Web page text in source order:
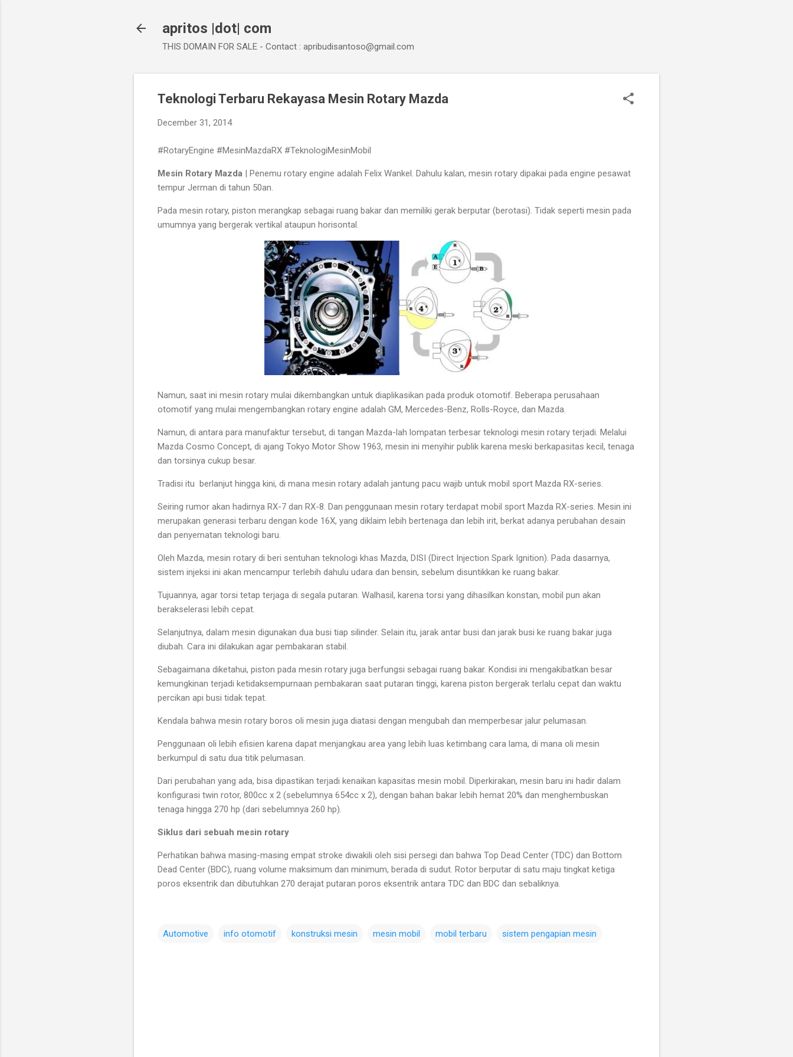
apritos |dot| com
THIS DOMAIN FOR SALE - Contact : apribudisantoso@gmail.com
Teknologi Terbaru Rekayasa Mesin Rotary Mazda
December 31, 2014
#RotaryEngine #MesinMazdaRX #TeknologiMesinMobil
Mesin Rotary Mazda | Penemu rotary engine adalah Felix Wankel. Dahulu kalan, mesin rotary dipakai pada engine pesawat
tempur Jerman di tahun 50an.
Pada mesin rotary, piston merangkap sebagai ruang bakar dan memiliki gerak berputar (berotasi). Tidak seperti mesin pada
umumnya yang bergerak vertikal ataupun horisontal.
Namun, saat ini mesin rotary mulai dikembangkan untuk diaplikasikan pada produk otomotif. Beberapa perusahaan
otomotif yang mulai mengembangkan rotary engine adalah GM, Mercedes-Benz, Rolls-Royce, dan Mazda.
Namun, di antara para manufaktur tersebut, di tangan Mazda-lah lompatan terbesar teknologi mesin rotary terjadi. Melalui
Mazda Cosmo Concept, di ajang Tokyo Motor Show 1963, mesin ini menyihir publik karena meski berkapasitas kecil, tenaga
dan torsinya cukup besar.
Tradisi itu berlanjut hingga kini, di mana mesin rotary adalah jantung pacu wajib untuk mobil sport Mazda RX-series.
Seiring rumor akan hadirnya RX-7 dan RX-8. Dan penggunaan mesin rotary terdapat mobil sport Mazda RX-series. Mesin ini
merupakan generasi terbaru dengan kode 16X, yang diklaim lebih bertenaga dan lebih irit, berkat adanya perubahan desain
dan penyematan teknologi baru.
Oleh Mazda, mesin rotary di beri sentuhan teknologi khas Mazda, DISI (Direct Injection Spark Ignition). Pada dasarnya,
sistem injeksi ini akan mencampur terlebih dahulu udara dan bensin, sebelum disuntikkan ke ruang bakar.
Tujuannya, agar torsi tetap terjaga di segala putaran. Walhasil, karena torsi yang dihasilkan konstan, mobil pun akan
berakselerasi lebih cepat.
Selanjutnya, dalam mesin digunakan dua busi tiap silinder. Selain itu, jarak antar busi dan jarak busi ke ruang bakar juga
diubah. Cara ini dilakukan agar pembakaran stabil.
Sebagaimana diketahui, piston pada mesin rotary juga berfungsi sebagai ruang bakar. Kondisi ini mengakibatkan besar
kemungkinan terjadi ketidaksempurnaan pembakaran saat putaran tinggi, karena piston bergerak terlalu cepat dan waktu
percikan api busi tidak tepat.
Kendala bahwa mesin rotary boros oli mesin juga diatasi dengan mengubah dan memperbesar jalur pelumasan.
Penggunaan oli lebih efisien karena dapat menjangkau area yang lebih luas ketimbang cara lama, di mana oli mesin
berkumpul di satu dua titik pelumasan.
Dari perubahan yang ada, bisa dipastikan terjadi kenaikan kapasitas mesin mobil. Diperkirakan, mesin baru ini hadir dalam
konfigurasi twin rotor, 800cc x 2 (sebelumnya 654cc x 2), dengan bahan bakar lebih hemat 20% dan menghembuskan
tenaga hingga 270 hp (dari sebelumnya 260 hp).
Siklus dari sebuah mesin rotary
Perhatikan bahwa masing-masing empat stroke diwakili oleh sisi persegi dan bahwa Top Dead Center (TDC) dan Bottom
Dead Center (BDC), ruang volume maksimum dan minimum, berada di sudut. Rotor berputar di satu maju tingkat ketiga
poros eksentrik dan dibutuhkan 270 derajat putaran poros eksentrik antara TDC dan BDC dan sebaliknya.
Automotive info otomotif konstruksi mesin mesin mobil mobil terbaru sistem pengapian mesin